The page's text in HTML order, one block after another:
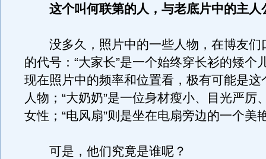
这个叫何联第的人，与老底片中的主人
没多久，照片中的一些人物，在博友们
的代号：“大家长”是一个始终穿长衫的矮个
现在照片中的频率和位置看，极有可能是这
人物；“大奶奶”是一位身材瘦小、目光严厉
女性；“电风扇”则是坐在电扇旁边的一个
可是，他们究竟是谁呢？